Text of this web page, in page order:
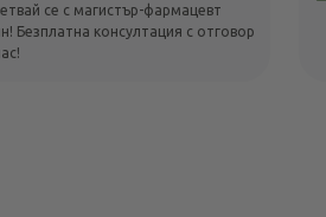
се с магистър-фармацевт
Безплатна консултация с отговор